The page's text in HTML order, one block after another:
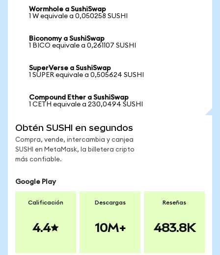
Wormhole a SushiSwap
1 W equivale a 0,050258 SUSHI
Biconomy a SushiSwap
1 BICO equivale a 0,261107 SUSHI
SuperVerse a SushiSwap
1 SUPER equivale a 0,505624 SUSHI
Compound Ether a SushiSwap
1 CETH equivale a 230,0494 SUSHI
Obtén SUSHI en segundos
Compra, vende, intercambia y canjea
SUSHI en MetaMask, la billetera cripto
más confiable.
Google Play
Calificación
4.4
Descargas
10M+
Reseñas
483.8K